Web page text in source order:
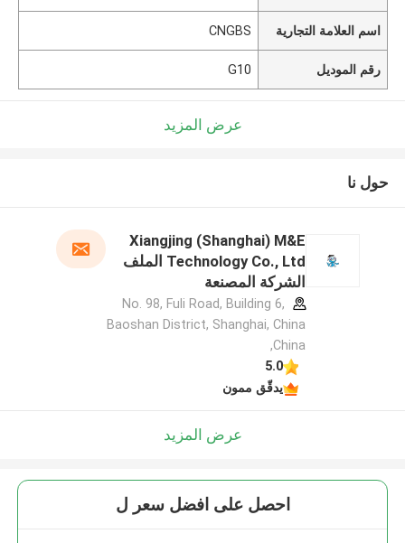
اسم العلامة التجارية CNGBS
رقم الموديل G10
عرض المزيد
حول نا
Xiangjing (Shanghai) M&E
Technology Co., Ltd الملف
الشركة المصنعة
No. 98, Fuli Road, Building 6,
Baoshan District, Shanghai, China
,China
5.0
يدقّق ممون
عرض المزيد
احصل على افضل سعر ل